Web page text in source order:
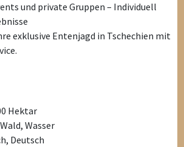
und private Gruppen – Individuell
exklusive Entenjagd in Tschechien mit
Hektar
Wasser
Deutsch